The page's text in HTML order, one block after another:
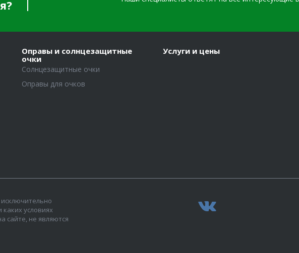
Оправы и солнцезащитные
очки
Солнцезащитные очки
Оправы для очков
Услуги и цены
условиях
сайте, не являются